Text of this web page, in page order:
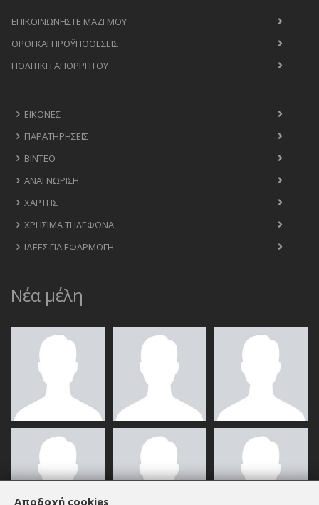
ΕΠΙΚΟΙΝΩΝΉΣΤΕ ΜΑΖΊ ΜΟΥ
ΟΡΟΙ ΚΑΙ ΠΡΟΫΠΟΘΈΣΕΙΣ
ΠΟΛΙΤΙΚΉ ΑΠΟΡΡΉΤΟΥ
ΕΙΚΌΝΕΣ
ΠΑΡΑΤΗΡΉΣΕΙΣ
ΒΊΝΤΕΟ
ΑΝΑΓΝΏΡΙΣΗ
ΧΆΡΤΗΣ
ΧΡΉΣΙΜΑ ΤΗΛΈΦΩΝΑ
ΙΔΈΕΣ ΓΙΑ ΕΦΑΡΜΟΓΉ
Νέα μέλη
Αποδοχή cookies